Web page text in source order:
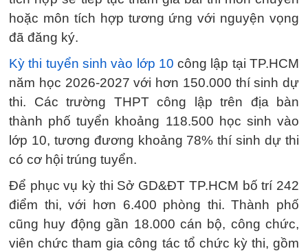
hoặc môn tích hợp tương ứng với nguyện vọng
đã đăng ký.
Kỳ thi tuyển sinh vào lớp 10 công lập tại TP.HCM
năm học 2026-2027 với hơn 150.000 thí sinh dự
thi. Các trường THPT công lập trên địa bàn
thành phố tuyển khoảng 118.500 học sinh vào
lớp 10, tương đương khoảng 78% thí sinh dự thi
có cơ hội trúng tuyển.
Để phục vụ kỳ thi Sở GD&ĐT TP.HCM bố trí 242
điểm thi, với hơn 6.400 phòng thi. Thành phố
cũng huy động gần 18.000 cán bộ, công chức,
viên chức tham gia công tác tổ chức kỳ thi, gồm